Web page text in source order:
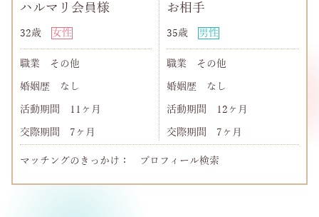
ハルマリ会員様
32歳 女性
職業 その他
婚姻歴 なし
活動期間 11ヶ月
交際期間 7ヶ月
お相手
35歳 男性
職業 その他
婚姻歴 なし
活動期間 12ヶ月
交際期間 7ヶ月
マッチングのきっかけ： プロフィール検索